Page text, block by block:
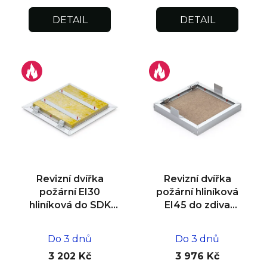
DETAIL DETAIL
Revizní dvířka
požární EI30
hliníková do SDK
Do 3 dnů
3 202 Kč
Revizní dvířka
požární hliníková
EI45 do zdiva
Do 3 dnů
3 976 Kč